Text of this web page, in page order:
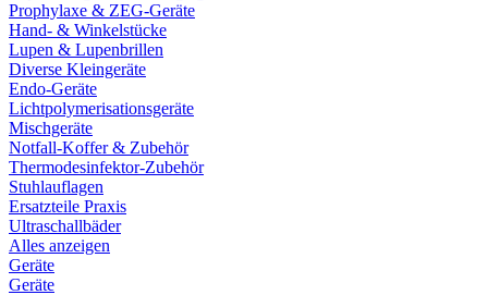
Prophylaxe & ZEG-Geräte
Hand- & Winkelstücke
Lupen & Lupenbrillen
Diverse Kleingeräte
Endo-Geräte
Lichtpolymerisationsgeräte
Mischgeräte
Notfall-Koffer & Zubehör
Thermodesinfektor-Zubehör
Stuhlauflagen
Ersatzteile Praxis
Ultraschallbäder
Alles anzeigen
Geräte
Geräte